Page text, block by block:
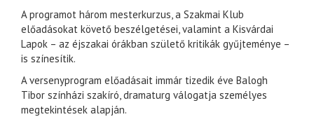
A programot három mesterkurzus, a Szakmai Klub
előadásokat követő beszélgetései, valamint a Kisvárdai
Lapok – az éjszakai órákban születő kritikák gyűjteménye –
is színesítik.
A versenyprogram előadásait immár tizedik éve Balogh
Tibor színházi szakíró, dramaturg válogatja személyes
megtekintések alapján.